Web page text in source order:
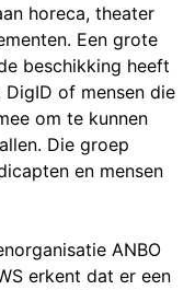
horeca, theater
Een grote
beschikking heeft
of mensen die
om te kunnen
Die groep
en mensen
ANBO
erkent dat er een